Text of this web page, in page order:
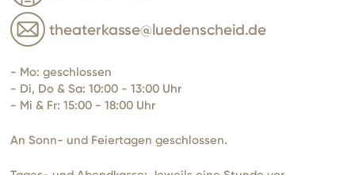
theaterkasse@luedenscheid.de
- Mo: geschlossen
- Di, Do & Sa: 10:00 - 13:00 Uhr
- Mi & Fr: 15:00 - 18:00 Uhr
An Sonn- und Feiertagen geschlossen.